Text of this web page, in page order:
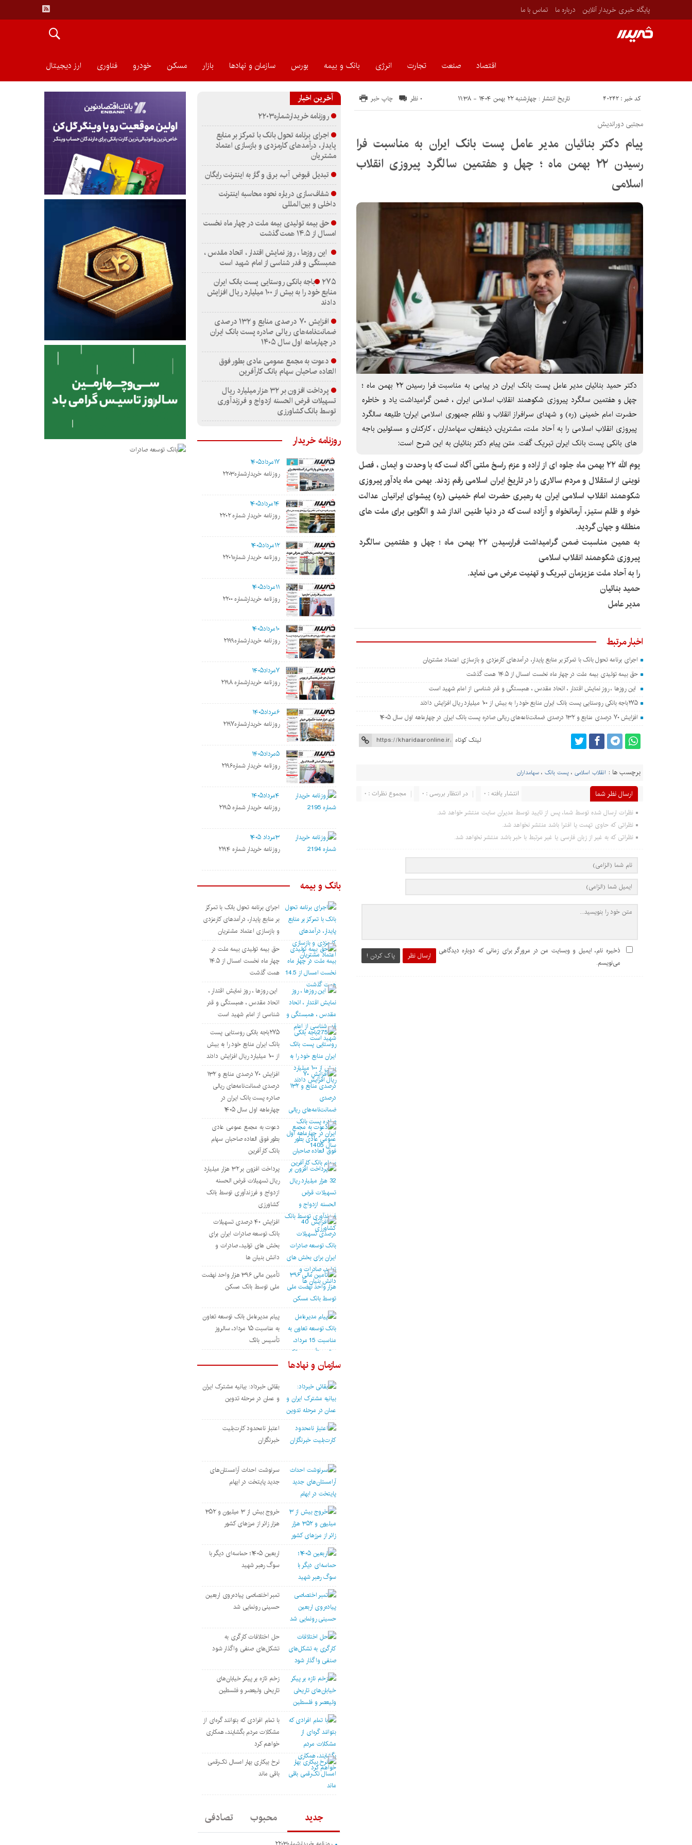
پایگاه خبری خریدار آنلاین درباره ما تماس با ما
اقتصاد صنعت تجارت انرژی بانک و بیمه بورس سازمان و نهادها بازار مسکن خودرو فناوری ارز دیجیتال
کد خبر : ۴۰۲۴۲ تاریخ انتشار : چهارشنبه ۲۲ بهمن ۱۴۰۴ - ۱۱:۳۸ چاپ خبر ۰ نظر
مجتبی دوراندیش
پیام دکتر بنائیان مدیر عامل پست بانک ایران به مناسبت فرا
رسیدن ۲۲ بهمن ماه ؛ چهل و هفتمین سالگرد پیروزی انقلاب
اسلامی
دکتر حمید بنائیان مدیر عامل پست بانک ایران در پیامی به مناسبت فرا رسیدن ۲۲ بهمن ماه ؛
چهل و هفتمین سالگرد پیروزی شکوهمند انقلاب اسلامی ایران ، ضمن گرامیداشت یاد و خاطره
حضرت امام خمینی (ره) و شهدای سرافراز انقلاب و نظام جمهوری اسلامی ایران؛ طلیعه سالگرد
پیروزی انقلاب اسلامی را به آحاد ملت، مشتریان، ذینفعان، سهامداران ، کارکنان و مسئولین باجه
های بانکی پست بانک ایران تبریک گفت. متن پیام دکتر بنائیان به این شرح است:
یوم الله ۲۲ بهمن ماه جلوه ای از اراده و عزم راسخ ملتی آگاه است که با وحدت و ایمان ، فصل
نوینی از استقلال و مردم سالاری را در تاریخ ایران اسلامی رقم زدند. بهمن ماه یادآور پیروزی
شکوهمند انقلاب اسلامی ایران به رهبری حضرت امام خمینی (ره) پیشوای ایرانیان عدالت
خواه و ظلم ستیز، آرمانخواه و آزاده است که در دنیا طنین انداز شد و الگویی برای ملت های
منطقه و جهان گردید.
به همین مناسبت ضمن گرامیداشت فرارسیدن ۲۲ بهمن ماه ؛ چهل و هفتمین سالگرد
پیروزی شکوهمند انقلاب اسلامی
را به آحاد ملت عزیزمان تبریک و تهنیت عرض می نماید.
حمید بنائیان
مدیر عامل
اخبار مرتبط
اجرای برنامه تحول بانک با تمرکز بر منابع پایدار، درآمدهای کارمزدی و بازسازی اعتماد مشتریان
حق بیمه تولیدی بیمه ملت در چهار ماه نخست امسال از ۱۴.۵ همت گذشت
این روزها ، روز نمایش اقتدار ، اتحاد مقدس ، همبستگی و قدر شناسی از امام شهید است
۲۷۵باجه بانکی روستایی پست بانک ایران منابع خود را به بیش از ۱۰۰ میلیارد ریال افزایش دادند
افزایش ۷۰ درصدی منابع و ۱۳۲ درصدی ضمانت‌نامه‌های ریالی صادره پست بانک ایران در چهارماهه اول سال ۱۴۰۵
لینک کوتاه
برچسب ها : انقلاب اسلامی ،پست بانک ،سهامداران
ارسال نظر شما مجموع نظرات : ۰ در انتظار بررسی : ۰ انتشار یافته : ۰
نظرات ارسال شده توسط شما، پس از تایید توسط مدیران سایت منتشر خواهد شد.
نظراتی که حاوی تهمت یا افترا باشد منتشر نخواهد شد.
نظراتی که به غیر از زبان فارسی یا غیر مرتبط با خبر باشد منتشر نخواهد شد.
ارسال نظر پاک کردن !
ذخیره نام، ایمیل و وبسایت من در مرورگر برای زمانی که دوباره دیدگاهی
می‌نویسم.
آخرین اخبار
روزنامه خریدارشماره۲۲۰۳
اجرای برنامه تحول بانک با تمرکز بر منابع
پایدار، درآمدهای کارمزدی و بازسازی اعتماد
مشتریان
تبدیل قبوض آب، برق و گاز به اینترنت رایگان
شفاف‌سازی درباره نحوه محاسبه اینترنت
داخلی و بین‌المللی
حق بیمه تولیدی بیمه ملت در چهار ماه نخست
امسال از ۱۴.۵ همت گذشت
این روزها ، روز نمایش اقتدار ، اتحاد مقدس ،
همبستگی و قدر شناسی از امام شهید است
۲۷۵باجه بانکی روستایی پست بانک ایران
منابع خود را به بیش از ۱۰۰ میلیارد ریال افزایش
دادند
افزایش ۷۰ درصدی منابع و ۱۳۲ درصدی
ضمانت‌نامه‌های ریالی صادره پست بانک ایران
در چهارماهه اول سال ۱۴۰۵
دعوت به مجمع عمومی عادی بطور فوق
العاده صاحبان سهام بانک کارآفرین
پرداخت افزون بر ۳۲ هزار میلیارد ریال
تسهیلات قرض الحسنه ازدواج و فرزندآوری
توسط بانک کشاورزی
روزنامه خریدار
۱۷مرداد۱۴۰۵
روزنامه خریدارشماره۲۲۰۳
۱۴مرداد۱۴۰۵
روزنامه خریدار شماره ۲۲۰۲
۱۲مرداد۱۴۰۵
روزنامه خریدار شماره۲۲۰۱
۱۱مرداد۱۴۰۵
روزنامه خریدارشماره ۲۲۰۰
۱۰مرداد۱۴۰۵
روزنامه خریدارشماره۲۱۹۹
۷مرداد۱۴۰۵
روزنامه خریدارشماره ۲۱۹۸
۶مرداد۱۴۰۵
روزنامه خریدارشماره۲۱۹۷
۵مرداد۱۴۰۵
روزنامه خریدار شماره۲۱۹۶
۴مرداد۱۴۰۵
روزنامه خریدار شماره ۲۱۹۵
۳مرداد ۱۴۰۵
روزنامه خریدار شماره ۲۱۹۴
بانک و بیمه
اجرای برنامه تحول بانک با تمرکز
بر منابع پایدار، درآمدهای کارمزدی
و بازسازی اعتماد مشتریان
حق بیمه تولیدی بیمه ملت در
چهار ماه نخست امسال از ۱۴.۵
همت گذشت
این روزها ، روز نمایش اقتدار ،
اتحاد مقدس ، همبستگی و قدر
شناسی از امام شهید است
۲۷۵باجه بانکی روستایی پست
بانک ایران منابع خود را به بیش
از ۱۰۰ میلیارد ریال افزایش دادند
افزایش ۷۰ درصدی منابع و ۱۳۲
درصدی ضمانت‌نامه‌های ریالی
صادره پست بانک ایران در
چهارماهه اول سال ۱۴۰۵
دعوت به مجمع عمومی عادی
بطور فوق العاده صاحبان سهام
بانک کارآفرین
پرداخت افزون بر ۳۲ هزار میلیارد
ریال تسهیلات قرض الحسنه
ازدواج و فرزندآوری توسط بانک
کشاورزی
افزایش ۴۰ درصدی تسهیلات
بانک توسعه صادرات ایران برای
بخش های تولید، صادرات و
دانش بنیان ها
تأمین مالی ۳۹۶ هزار واحد نهضت
ملی توسط بانک مسکن
پیام مدیرعامل بانک توسعه تعاون
به مناسبت ۱۵ مرداد، سالروز
تأسیس بانک
سازمان و نهادها
بقائی خبرداد: بیانیه مشترک ایران
و عمان در مرحله تدوین
اعتبار نامحدود کارت‌بلیت
خبرنگاران
سرنوشت احداث آرامستان‌های
جدید پایتخت در ابهام
خروج بیش از ۳ میلیون و ۳۵۲
هزار زائر از مرزهای کشور
اربعین ۱۴۰۵؛ حماسه‌ای دیگر با
سوگ رهبر شهید
تمبر اختصاصی پیاده‌روی اربعین
حسینی رونمایی شد
حل اختلافات کارگری به
تشکل‌های صنفی واگذار شود
زخم تازه بر پیکر خیابان‌های
تاریخی ولیعصر و فلسطین
با تمام افرادی که بتوانند گره‌ای از
مشکلات مردم بگشایند، همکاری
خواهم کرد
نرخ بیکاری بهار امسال تک‌رقمی
باقی ماند
جدید محبوب تصادفی